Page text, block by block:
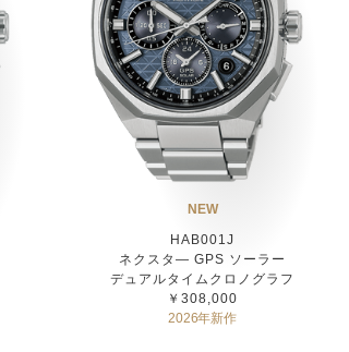
NEW
HAB001J
ネクスタ― GPS ソーラー
デュアルタイムクロノグラフ
￥308,000
2026年新作